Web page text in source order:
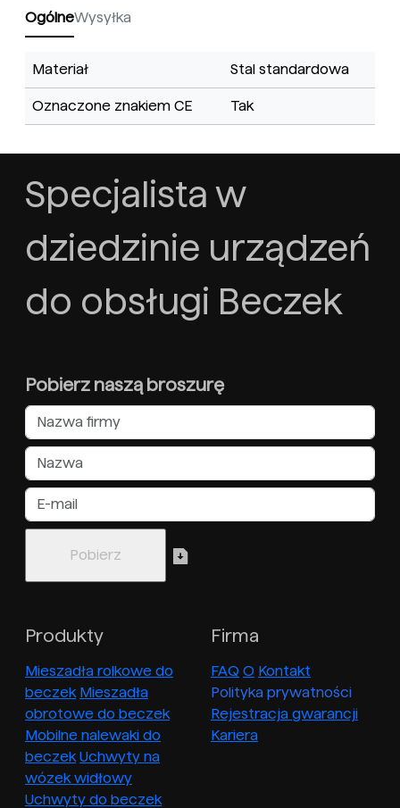
OgólneWysyłka
Materiał Stal standardowa
Oznaczone znakiem CE Tak
Specjalista w
dziedzinie urządzeń
do obsługi Beczek
Pobierz naszą broszurę
Produkty
Mieszadła rolkowe do
beczek Mieszadła
obrotowe do beczek
Mobilne nalewaki do
beczek Uchwyty na
wózek widłowy
Uchwyty do beczek
Firma
FAQ O Kontakt
Polityka prywatności
Rejestracja gwarancji
Kariera